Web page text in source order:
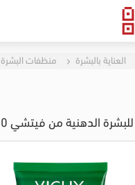
العناية بالبشرة منظفات البشرة
الدهنية من فيتشي 200 مل